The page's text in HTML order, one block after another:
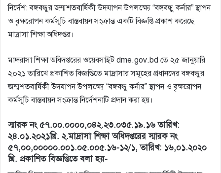
নির্দেশ: বঙ্গবন্ধুর জন্মশতবার্ষিকী উদযাপন উপলক্ষ্যে “বঙ্গবন্ধু কর্নার” স্থাপন
ও বৃক্ষরোপন কর্মসূচি বাস্তবায়ন সংক্রান্ত একটি বিজ্ঞপ্তি প্রকাশ করেছে
মাদ্রাসা শিক্ষা অধিদপ্তর।
মাদরাসা শিক্ষা অধিদপ্তরের ওয়েবসাইট dme.gov.bd তে ২৫ জানুয়ারি
২০২১ তারিখে প্রকাশিত বিজ্ঞপ্তিতে মাদ্রাসার সমূহের প্রধানদের বঙ্গবন্ধুর
জন্মশতবার্ষিকী উদযাপন উপলক্ষ্যে “বঙ্গবন্ধু কর্নার” স্থাপন ও বৃক্ষরােপন
কর্মসূচি বাস্তবায়ন সংক্রান্ত নির্দেশনাটি প্রদান করা হয়।
স্মারক নং ৫৭.০০.০০০০,০৪২.২৩.০৩৫.১৯.১৬ তারিখ:
২৪.০১.২০২১খ্রি. ২.মাদ্রাসা শিক্ষা অধিদপ্তরের স্মারক নং
৫৭,০০,০০০০০.০০১.০৫.০০৫.১৬-১২/১, তারিখ: ১৬,০১.২০২০
খ্রি. প্রকাশিত বিজ্ঞপ্তিতে বলা হয়-